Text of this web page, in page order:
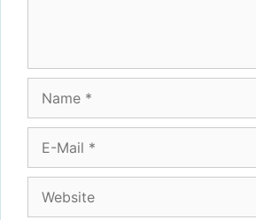
Name
Mail
Website